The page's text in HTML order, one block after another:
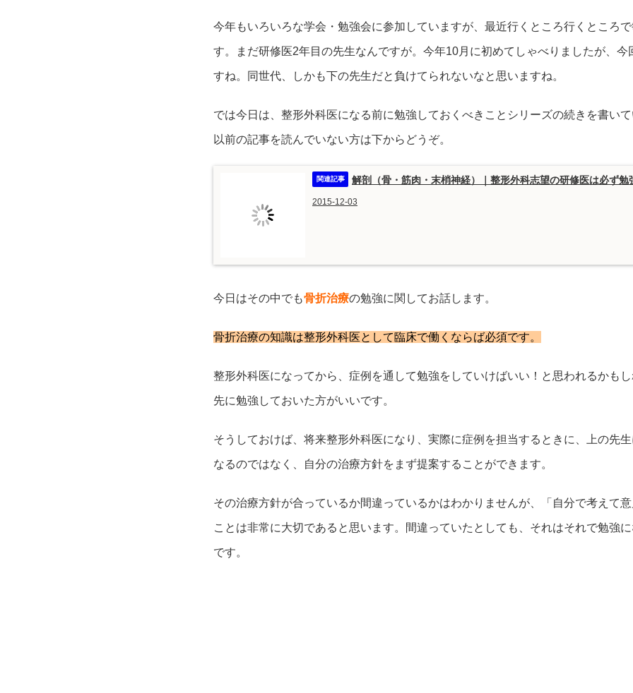
今年もいろいろな学会・勉強会に参加していますが、最近行くところ行くところ
す。まだ研修医2年目の先生なんですが。今年10月に初めてしゃべりましたが、今
すね。同世代、しかも下の先生だと負けてられないなと思いますね。
では今日は、整形外科医になる前に勉強しておくべきことシリーズの続きを書いて
以前の記事を読んでいない方は下からどうぞ。
解剖（骨・筋肉・末梢神経）｜整形外科志望の研修医は必ず勉
2015-12-03
今日はその中でも骨折治療の勉強に関してお話します。
骨折治療の知識は整形外科医として臨床で働くならば必須です。
整形外科医になってから、症例を通して勉強をしていけばいい！と思われるかも
先に勉強しておいた方がいいです。
そうしておけば、将来整形外科医になり、実際に症例を担当するときに、上の先
なるのではなく、自分の治療方針をまず提案することができます。
その治療方針が合っているか間違っているかはわかりませんが、「自分で考えて
ことは非常に大切であると思います。間違っていたとしても、それはそれで勉強
です。